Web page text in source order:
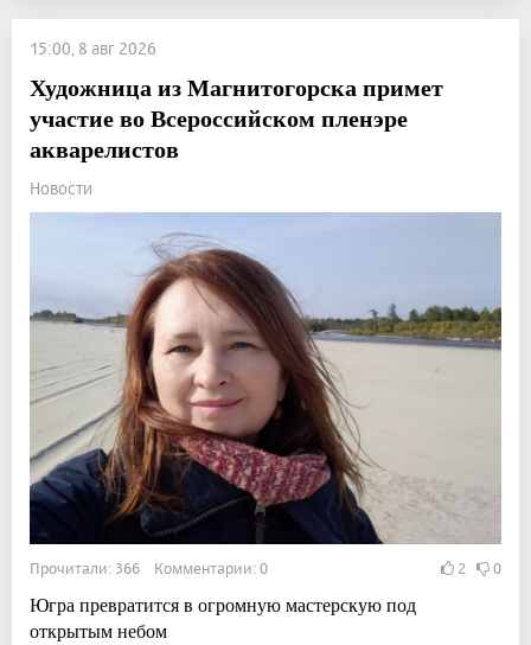
15:00, 8 авг 2026
Художница из Магнитогорска примет
участие во Всероссийском пленэре
акварелистов
Новости
Прочитали: 366 Комментарии: 0 2 0
Югра превратится в огромную мастерскую под
открытым небом